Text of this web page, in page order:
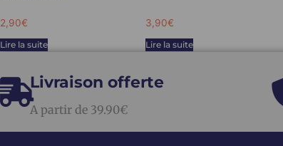
2,90€
Lire la suite
3,90€
Lire la suite
Livraison offerte
A partir de 39.90€